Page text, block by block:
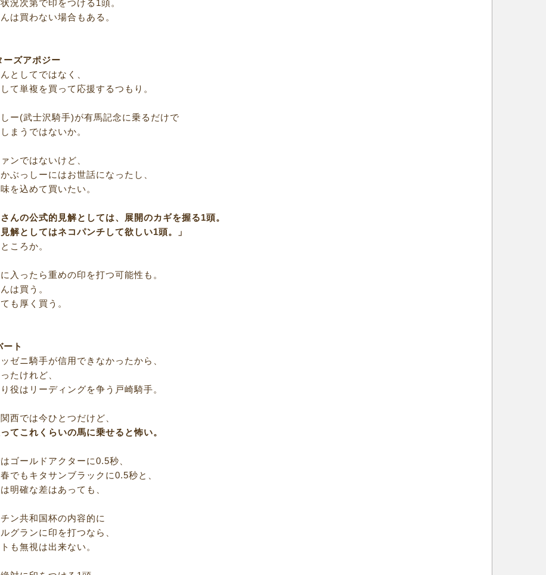
況次第で印をつける1頭。
は買わない場合もある。
ズアポジー
としてではなく、
て単複を買って応援するつもり。
ー(武士沢騎手)が有馬記念に乗るだけで
まうではないか。
ンではないけど、
ぶっしーにはお世話になったし、
を込めて買いたい。
さんの公式的見解としては、展開のカギを握る1頭。
解としてはネコパンチして欲しい1頭。」
ころか。
入ったら重めの印を打つ可能性も。
は買う。
も厚く買う。
ト
ゼニ騎手が信用できなかったから、
たけれど、
役はリーディングを争う戸崎騎手。
西では今ひとつだけど、
てこれくらいの馬に乗せると怖い。
ゴールドアクターに0.5秒、
でもキタサンブラックに0.5秒と、
明確な差はあっても、
ン共和国杯の内容的に
グランに印を打つなら、
も無視は出来ない。